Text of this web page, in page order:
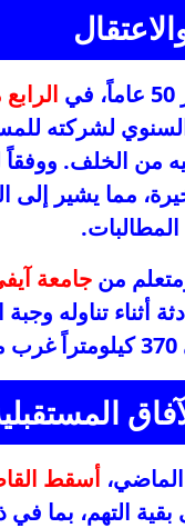
الرابع
لشركته
من الخلف.
مما يشير إلى
من جامعة
أثناء تناوله
أسقط
بقية التهم، بما